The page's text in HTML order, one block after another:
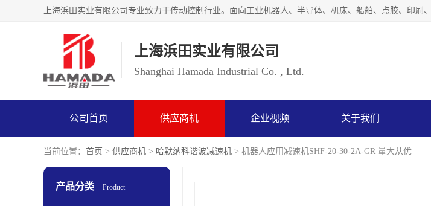
上海浜田实业有限公司
Shanghai Hamada Industrial Co. , Ltd.
公司首页 供应商机 企业视频 关于我们
当前位置： 首页 > 供应商机 > 哈默纳科谐波减速机 > 机器人应用减速机SHF-20-30-2A-GR 量大从优
产品分类 Product